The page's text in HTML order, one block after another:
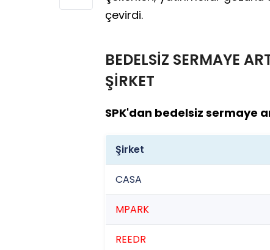
çevirdi.
BEDELSİZ SERMAYE
ŞİRKET
SPK'dan bedelsiz sermaye
Şirket
CASA
MPARK
REEDR